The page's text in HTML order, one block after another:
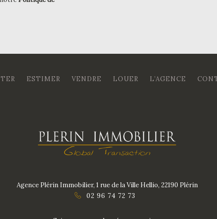
ESTIMER VENDRE LOUER L’AGENCE
Agence Plérin Immobilier, 1 rue de la Ville Hellio, 22190 Plérin
02 96 74 72 73